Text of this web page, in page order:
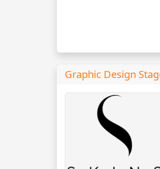
Graphic Design